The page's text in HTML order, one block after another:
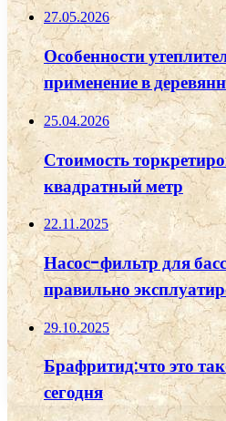
27.05.2026
Особенности
применение в
25.04.2026
Стоимость
квадратный метр
22.11.2025
Насос-фильтр для
правильно
29.10.2025
Брафритид:что это
сегодня